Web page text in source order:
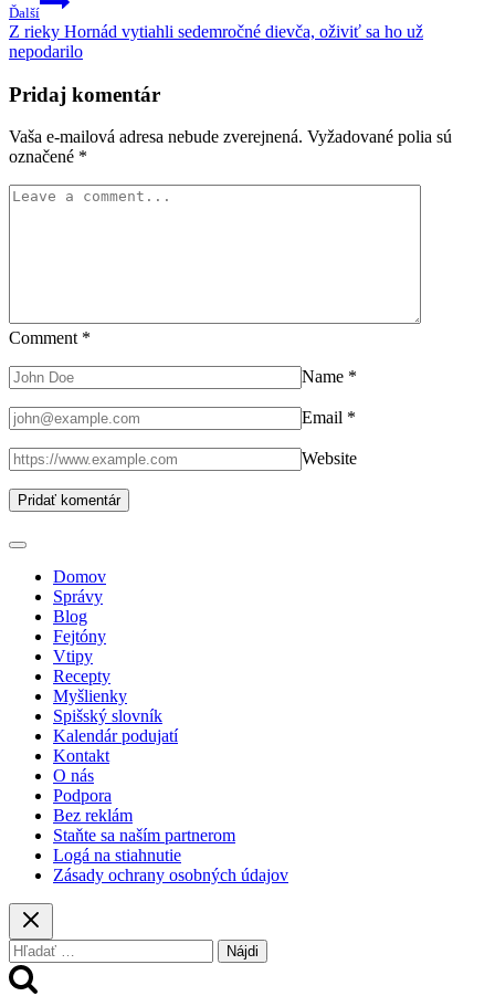
Ďalší
Z rieky Hornád vytiahli sedemročné dievča, oživiť sa ho už
nepodarilo
Pridaj komentár
Vaša e-mailová adresa nebude zverejnená. Vyžadované polia sú
označené *
Comment *
Name *
Email *
Website
Domov
Správy
Blog
Fejtóny
Vtipy
Recepty
Myšlienky
Spišský slovník
Kalendár podujatí
Kontakt
O nás
Podpora
Bez reklám
Staňte sa naším partnerom
Logá na stiahnutie
Zásady ochrany osobných údajov
Hľadať: